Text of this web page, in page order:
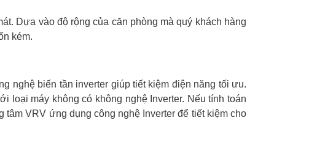
Dựa vào độ rộng của căn phòng mà quý khách hàng
kém.
nghệ biến tần inverter giúp tiết kiệm điện năng tối ưu.
loại máy không có không nghệ Inverter. Nếu tính toán
VRV ứng dụng công nghệ Inverter để tiết kiệm cho